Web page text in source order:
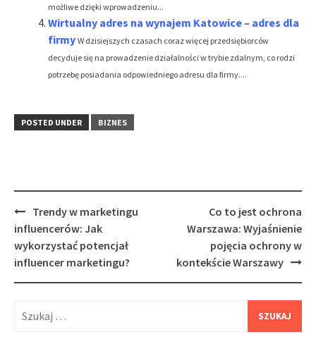
możliwe dzięki wprowadzeniu...
Wirtualny adres na wynajem Katowice – adres dla
firmy W dzisiejszych czasach coraz więcej przedsiębiorców
decyduje się na prowadzenie działalności w trybie zdalnym, co rodzi
potrzebę posiadania odpowiedniego adresu dla firmy....
POSTED UNDER BIZNES
Post
navigation
Trendy w marketingu
influencerów: Jak
wykorzystać potencjał
influencer marketingu?
Co to jest ochrona
Warszawa: Wyjaśnienie
pojęcia ochrony w
kontekście Warszawy